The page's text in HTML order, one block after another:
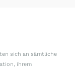
sich an sämtliche
ihrem